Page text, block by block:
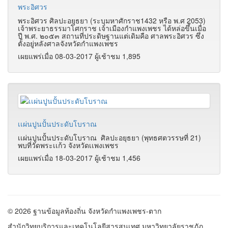
พระอิศวร
พระอิศวร ศิลปะอยุธยา (ระบุมหาศักราช1432 หรือ พ.ศ 2053)
เจ้าพระยาธรรมาโศกราช เจ้าเมืองกำแพงเพชร ได้หล่อขึ้นเมื่อ
ปี พ.ศ. ๒๐๕๓ สถานที่ประดิษฐานแต่เดิมคือ ศาลพระอิศวร ซึ่ง
ตั้งอยู่หลังศาลจังหวัดกำแพงเพชร
เผยแพร่เมื่อ 08-03-2017 ผู้เช้าชม 1,895
เเผ่นปูนปั้นประดับโบราณ
เเผ่นปูนปั้นประดับโบราณ ศิลปะอยุธยา (พุทธศตวรรษที่ 21)
พบที่วัดพระเเก้ว จังหวัดเเพงเพชร
เผยแพร่เมื่อ 18-03-2017 ผู้เช้าชม 1,456
© 2026 ฐานข้อมูลท้องถิ่น จังหวัดกำแพงเพชร-ตาก
สำนักวิทยบริการและเทคโนโลยีสารสนเทศ มหาวิทยาลัยราชภัฏ